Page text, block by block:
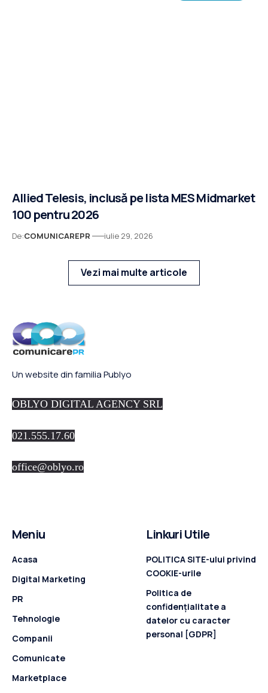
Allied Telesis, inclusă pe lista MES Midmarket
100 pentru 2026
De:COMUNICAREPR iulie 29, 2026
Vezi mai multe articole
Un website din familia Publyo
OBLYO DIGITAL AGENCY SRL
021.555.17.60
office@oblyo.ro
Meniu
Acasa
Digital Marketing
PR
Tehnologie
Companii
Comunicate
Marketplace
Linkuri Utile
POLITICA SITE-ului privind
COOKIE-urile
Politica de
confidenţialitate a
datelor cu caracter
personal [GDPR]